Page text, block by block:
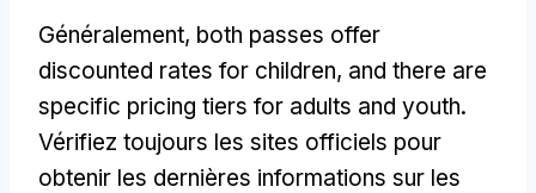
Généralement, both passes offer
discounted rates for children, and there are
specific pricing tiers for adults and youth.
Vérifiez toujours les sites officiels pour
obtenir les dernières informations sur les